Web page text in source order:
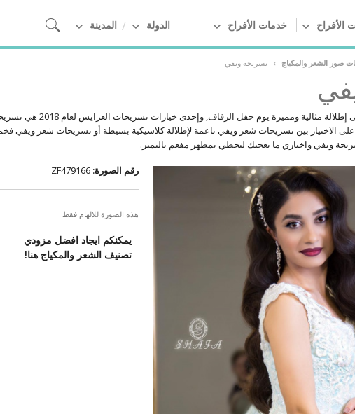
الأفراح خدمات الأفراح الدولة المدينة
صور الشعر والمكياج › تسريحة ويفي
كل عروس ترغب بالحصول على
الاختيار بين تسريحات شعر ويفي ناعمة لإطلالة كلاسيكية بسيطة أو تسريحات شعر ويفي
ويفي واختاري ما يعجبك لتحظي بمظهر مفعم بالتميز.
رقم الصورة:
هذه الصورة للالهام فقط
يمكنكم ايجاد افضل مزودي
تصنيف الشعر والمكياج هنا!